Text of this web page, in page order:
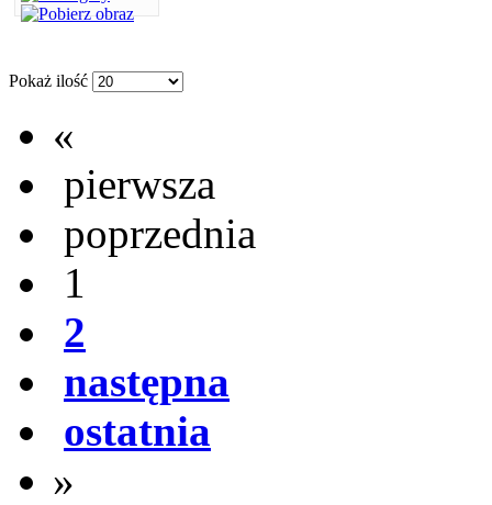
Pokaż ilość
«
pierwsza
poprzednia
1
2
następna
ostatnia
»